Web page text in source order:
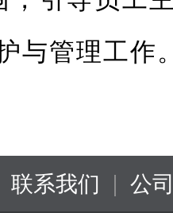
与管理工作
联系我们 | 公